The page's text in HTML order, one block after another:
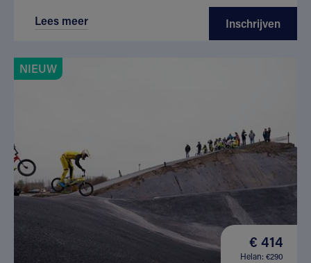
Lees meer Inschrijven
NIEUW
€ 414
Helan: €290